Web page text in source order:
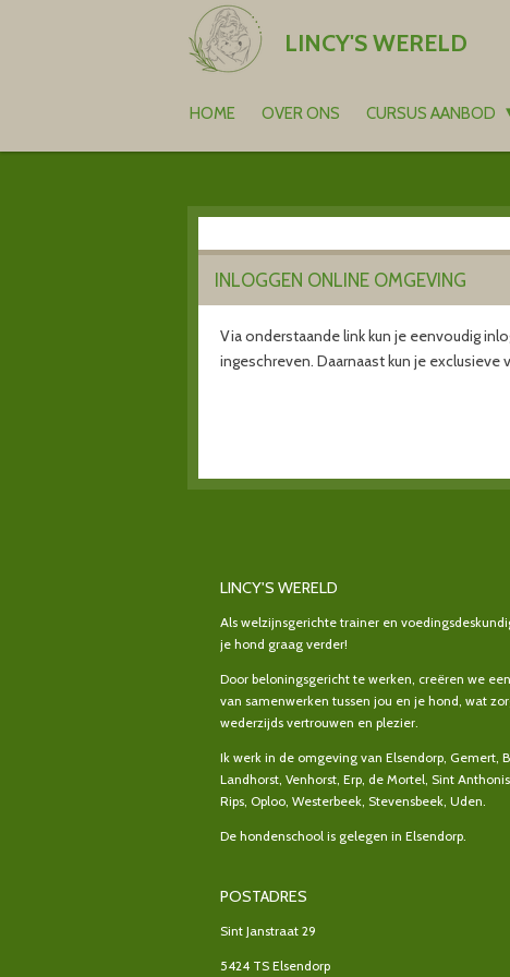
LINCY'S WERELD
HOME OVER ONS CURSUS AANBOD
INLOGGEN ONLINE OMGEVING
Via onderstaande link kun je eenvoudig
ingeschreven. Daarnaast kun je
LINCY'S WERELD
Als welzijnsgerichte trainer en
je hond graag verder!
Door beloningsgericht te werken, creëren we
van samenwerken tussen jou en je hond, wat
wederzijds vertrouwen en plezier.
Ik werk in de omgeving van Elsendorp, Gemert,
Landhorst, Venhorst, Erp, de Mortel, Sint
Rips, Oploo, Westerbeek, Stevensbeek, Uden.
De hondenschool is gelegen in Elsendorp.
POSTADRES
Sint Janstraat 29
5424 TS Elsendorp